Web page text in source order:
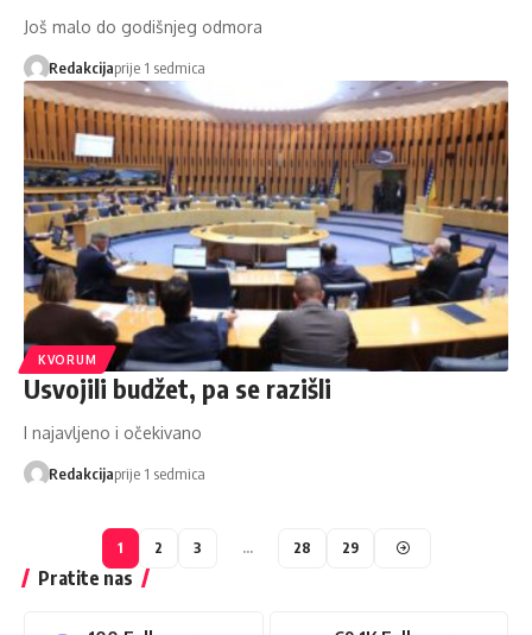
Još malo do godišnjeg odmora
Redakcijaprije 1 sedmica
KVORUM
Usvojili budžet, pa se razišli
I najavljeno i očekivano
Redakcijaprije 1 sedmica
1 2 3 … 28 29
Pratite nas